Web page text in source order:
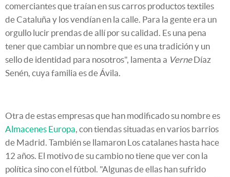
comerciantes que traían en sus carros productos textiles
de Cataluña y los vendían en la calle. Para la gente era un
orgullo lucir prendas de allí por su calidad. Es una pena
tener que cambiar un nombre que es una tradición y un
sello de identidad para nosotros", lamenta a VerneDíaz
Senén, cuya familia es de Ávila.
Otra de estas empresas que han modificado su nombre es
Almacenes Europa, con tiendas situadas en varios barrios
de Madrid. También se llamaron Los catalanes hasta hace
12 años. El motivo de su cambio no tiene que ver con la
política sino con el fútbol. "Algunas de ellas han sufrido